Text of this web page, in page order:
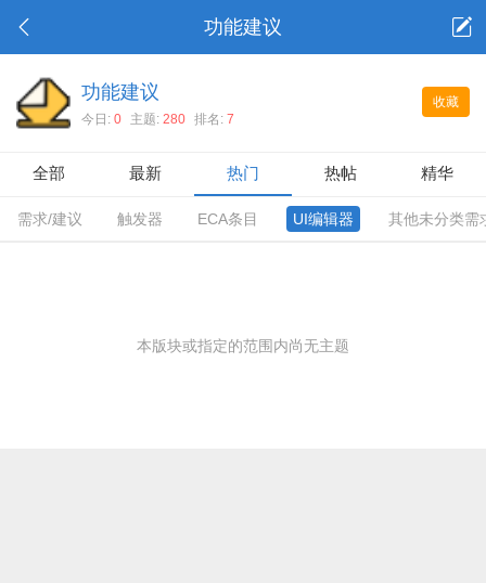
功能建议
收藏
功能建议
今日: 0 主题: 280 排名: 7
全部 最新 热门 热帖 精华
需求/建议 触发器 ECA条目 UI编辑器 其他未分类需
本版块或指定的范围内尚无主题